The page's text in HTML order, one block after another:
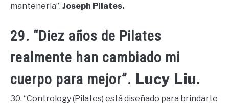
mantenerla”. Joseph Pilates.
29. “Diez años de Pilates
realmente han cambiado mi
cuerpo para mejor”. Lucy Liu.
30. “Contrology (Pilates) está diseñado para brindarte